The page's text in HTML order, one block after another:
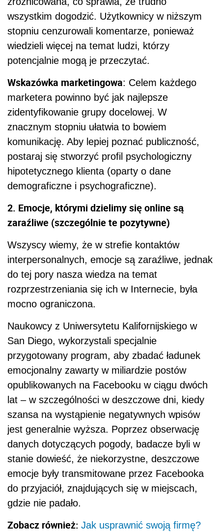
wszystkim dogodzić. Użytkownicy w niższym
stopniu cenzurowali komentarze, ponieważ
wiedzieli więcej na temat ludzi, którzy
potencjalnie mogą je przeczytać.
Wskazówka marketingowa: Celem każdego
marketera powinno być jak najlepsze
zidentyfikowanie grupy docelowej. W
znacznym stopniu ułatwia to bowiem
komunikację. Aby lepiej poznać publiczność,
postaraj się stworzyć profil psychologiczny
hipotetycznego klienta (oparty o dane
demograficzne i psychograficzne).
2. Emocje, którymi dzielimy się online są
zaraźliwe (szczególnie te pozytywne)
Wszyscy wiemy, że w strefie kontaktów
interpersonalnych, emocje są zaraźliwe, jednak
do tej pory nasza wiedza na temat
rozprzestrzeniania się ich w Internecie, była
mocno ograniczona.
Naukowcy z Uniwersytetu Kalifornijskiego w
San Diego, wykorzystali specjalnie
przygotowany program, aby zbadać ładunek
emocjonalny zawarty w miliardzie postów
opublikowanych na Facebooku w ciągu dwóch
lat – w szczególności w deszczowe dni, kiedy
szansa na wystąpienie negatywnych wpisów
jest generalnie wyższa. Poprzez obserwację
danych dotyczących pogody, badacze byli w
stanie dowieść, że niekorzystne, deszczowe
emocje były transmitowane przez Facebooka
do przyjaciół, znajdujących się w miejscach,
gdzie nie padało.
Zobacz również: Jak usprawnić swoją firmę?